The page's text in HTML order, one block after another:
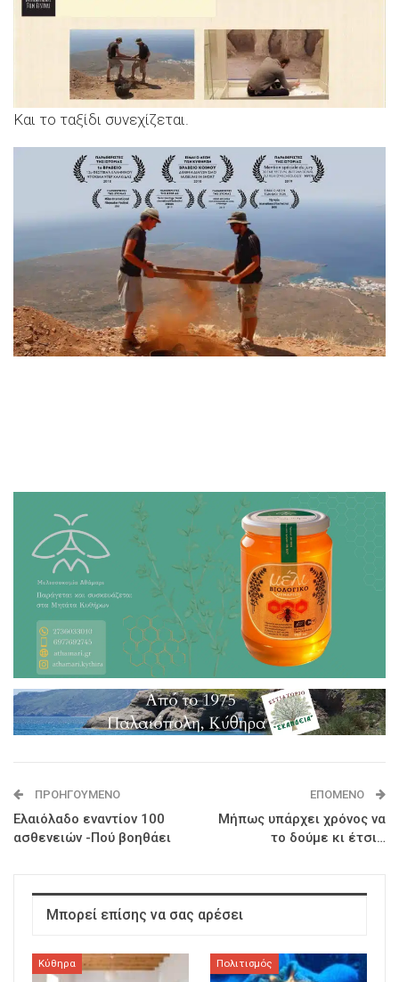
Και το ταξίδι συνεχίζεται.
ΠΡΟΗΓΟΎΜΕΝΟ
Ελαιόλαδο εναντίον 100
ασθενειών -Πού βοηθάει
ΕΠΌΜΕΝΟ
Μήπως υπάρχει χρόνος να
το δούμε κι έτσι…
Μπορεί επίσης να σας αρέσει
Κύθηρα Πολιτισμός